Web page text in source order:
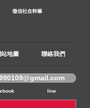
徵信社在幹嘛
地圖 聯絡我們
line